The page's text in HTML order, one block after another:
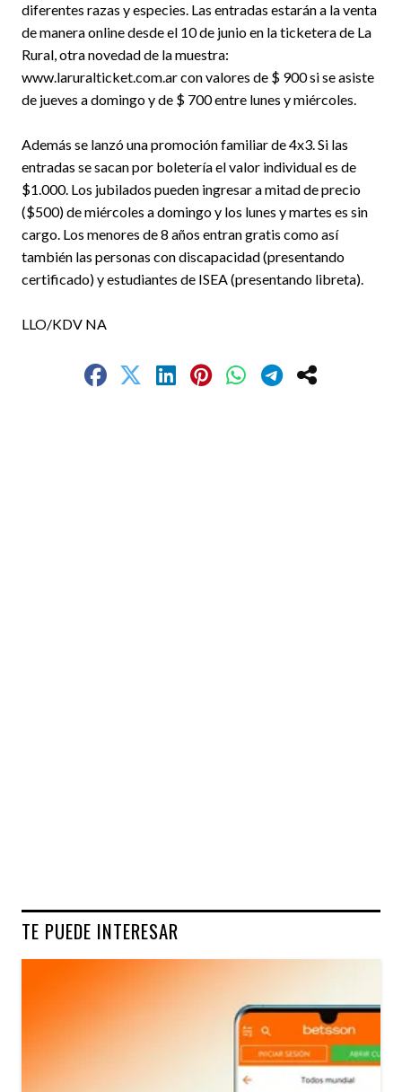
diferentes razas y especies. Las entradas estarán a la venta
de manera online desde el 10 de junio en la ticketera de La
Rural, otra novedad de la muestra:
www.laruralticket.com.ar con valores de $ 900 si se asiste
de jueves a domingo y de $ 700 entre lunes y miércoles.
Además se lanzó una promoción familiar de 4x3. Si las
entradas se sacan por boletería el valor individual es de
$1.000. Los jubilados pueden ingresar a mitad de precio
($500) de miércoles a domingo y los lunes y martes es sin
cargo. Los menores de 8 años entran gratis como así
también las personas con discapacidad (presentando
certificado) y estudiantes de ISEA (presentando libreta).
LLO/KDV NA
TE PUEDE INTERESAR